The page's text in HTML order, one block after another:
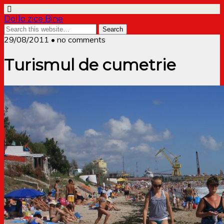
Dollo zice Bine
29/08/2011 • no comments
Turismul de cumetrie